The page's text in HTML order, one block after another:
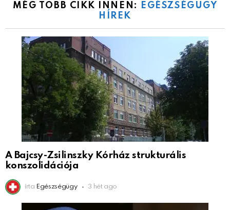
MÉG TÖBB CIKK INNEN:
EGÉSZSÉGÜGY
HÍREK
A Bajcsy-Zsilinszky Kórház strukturális
konszolidációja
írta Egészségügy 3 hét ago